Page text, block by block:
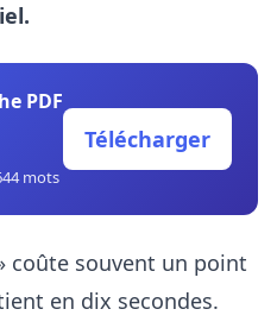
PDF
mots
Télécharger
coûte souvent un point
en dix secondes.